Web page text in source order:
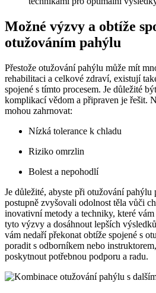
Možné výzvy a obtíže
otužováním pahýlu
Přestože otužování pahýlu může mít
rehabilitaci a celkové zdraví, existují
spojené s tímto procesem. Je důležité
komplikací vědom a připraven je řešit.
mohou zahrnovat:
Nízká tolerance k chladu
Riziko omrzlin
Bolest a nepohodlí
Je důležité, abyste při otužování pahýlu
postupně zvyšovali odolnost těla vůči
inovativní metody a techniky, které
tyto výzvy a dosáhnout lepších
vám nedaří překonat obtíže spojené s
poradit s odborníkem nebo
poskytnout potřebnou podporu a radu.